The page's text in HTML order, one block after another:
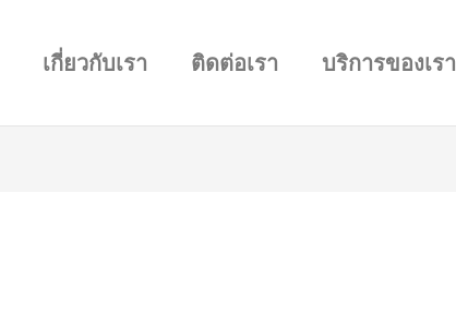
เกี่ยวกับเรา ติดต่อเรา บริการของเรา